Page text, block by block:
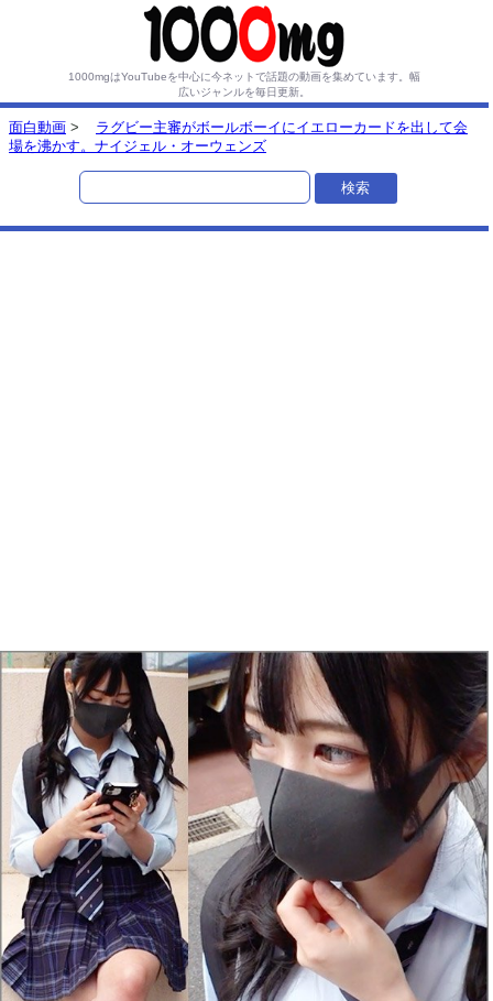
1000mgはYouTubeを中心に今ネットで話題の動画を集めています。 幅
広いジャンルを毎日更新。
面白動画 >
ラグビー主審がボールボーイにイエローカードを出して会
場を沸かす。ナイジェル・オーウェンズ